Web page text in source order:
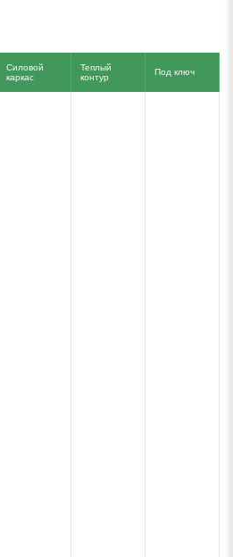
Силовой
каркас
Теплый
контур
Под ключ